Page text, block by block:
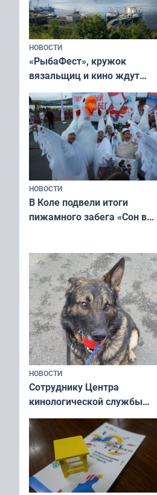
НОВОСТИ
«РыбаФест», кружок
вязальщиц и кино ждут
мурманчан в эти выходные
НОВОСТИ
В Коле подвели итоги
пижамного забега «Сон в
НОВОСТИ
Сотруднику Центра
кинологической службы
ищут новый дом